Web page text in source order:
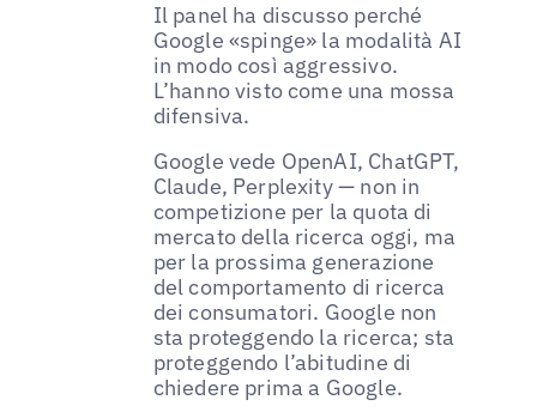
Il panel ha discusso perché
Google «spinge» la modalità AI
in modo così aggressivo.
L’hanno visto come una mossa
difensiva.
Google vede OpenAI, ChatGPT,
Claude, Perplexity — non in
competizione per la quota di
mercato della ricerca oggi, ma
per la prossima generazione
del comportamento di ricerca
dei consumatori. Google non
sta proteggendo la ricerca; sta
proteggendo l’abitudine di
chiedere prima a Google.